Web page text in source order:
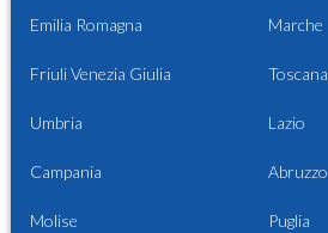
Emilia Romagna Marche
Friuli Venezia Giulia Toscana
Umbria Lazio
Campania Abruzzo
Molise Puglia